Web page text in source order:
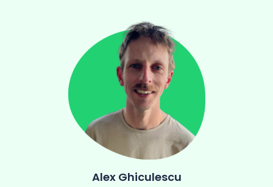
Alex Ghiculescu